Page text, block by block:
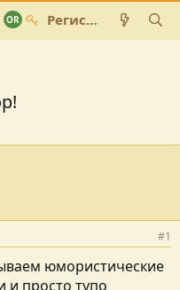
Регистрация
#1
юмористические
и просто тупо